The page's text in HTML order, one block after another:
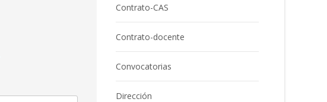
Contrato-CAS
Contrato-docente
Convocatorias
Dirección